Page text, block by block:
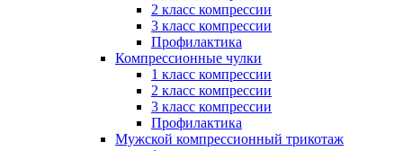
2 класс компрессии
3 класс компрессии
Профилактика
Компрессионные чулки
1 класс компрессии
2 класс компрессии
3 класс компрессии
Профилактика
Мужской компрессионный трикотаж